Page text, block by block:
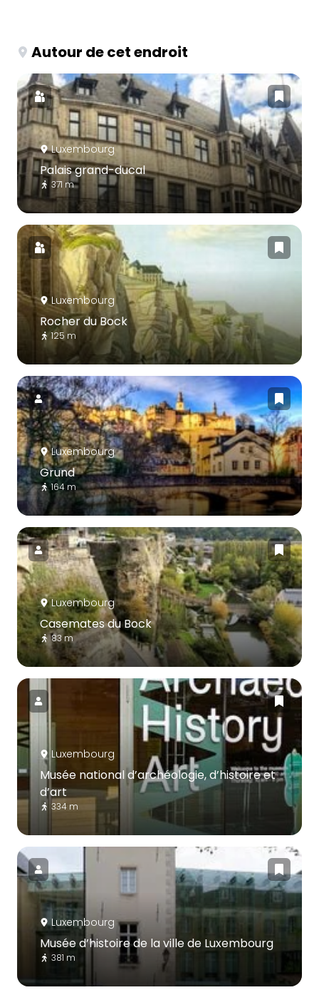
Autour de cet endroit
Luxembourg
Palais grand-ducal
371 m
Luxembourg
Rocher du Bock
125 m
Luxembourg
Grund
164 m
Luxembourg
Casemates du Bock
83 m
Luxembourg
Musée national d’archéologie, d’histoire et
d’art
334 m
Luxembourg
Musée d’histoire de la ville de Luxembourg
381 m